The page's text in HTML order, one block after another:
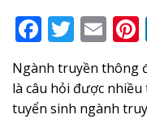
Ngành truyền thông
là câu hỏi được
tuyển sinh ngành